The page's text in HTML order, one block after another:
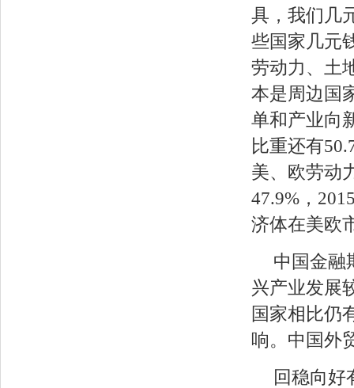
具，我们几
些国家几元
劳动力、土
本是周边国
单和产业向
比重还有
美、欧劳动
47.9%，
济体在美欧
中国金融
兴产业发展
国家相比仍
响。中国外
回稳向好